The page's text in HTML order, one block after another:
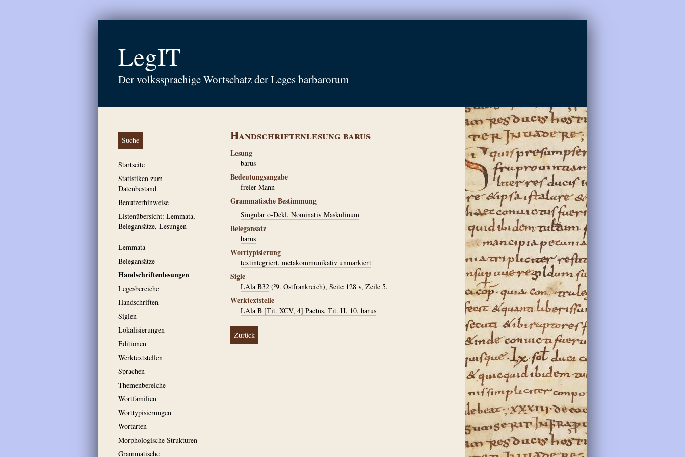
LegIT
Der volkssprachige Wortschatz der Leges barbarorum
Suche
Startseite
Statistiken zum
Datenbestand
Benutzerhinweise
Listenübersicht: Lemmata,
Belegansätze, Lesungen
Lemmata
Belegansätze
Handschriftenlesungen
Legesbereiche
Handschriften
Siglen
Lokalisierungen
Editionen
Werktextstellen
Sprachen
Themenbereiche
Wortfamilien
Worttypisierungen
Wortarten
Morphologische Strukturen
Grammatische
Handschriftenlesung barus
Lesung
barus
Bedeutungsangabe
freier Mann
Grammatische Bestimmung
Singular o-Dekl. Nominativ Maskulinum
Belegansatz
barus
Worttypisierung
textintegriert, metakommunikativ unmarkiert
Sigle
LAla B32 (²9. Ostfrankreich), Seite 128 v, Zeile 5.
Werktextstelle
LAla B [Tit. XCV, 4] Pactus, Tit. II, 10, barus
Zurück